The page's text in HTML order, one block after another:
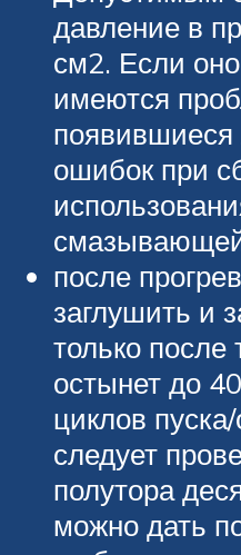
давление в
см2. Если
имеются
появившиеся
ошибок при
после
заглушить и
только после
остынет до
циклов
следует
полутора
можно дать